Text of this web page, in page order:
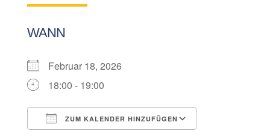
WANN
Februar 18, 2026
18:00 - 19:00
ZUM KALENDER HINZUFÜGEN